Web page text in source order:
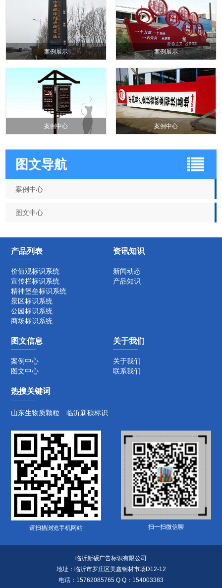
案例展示 案例展示
案例中心 案例中心
图文导航
案例中心
图文中心
产品列表
价值观标识系统
宣传栏标识系统
精神堡垒标识系统
景区标识系统
公园标识系统
商场标识系统
资讯知识
新闻动态
产品知识
图文信息
案例中心
图文中心
关于我们
关于我们
联系我们
热搜关键词
山东生物质颗粒 临沂新硕标识
请扫描浏览手机网站 扫一扫微信聊
临沂新硕广告标识有限公司
地址：临沂市罗庄区美鑫钢材市场D12-12
电话：15762085765 Q Q：154003383